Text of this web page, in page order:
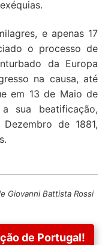
e apenas 17
o processo de
da Europa
na causa, até
em 13 de Maio de
sua beatificação,
de 1881,
Giovanni Battista Rossi
de Portugal!